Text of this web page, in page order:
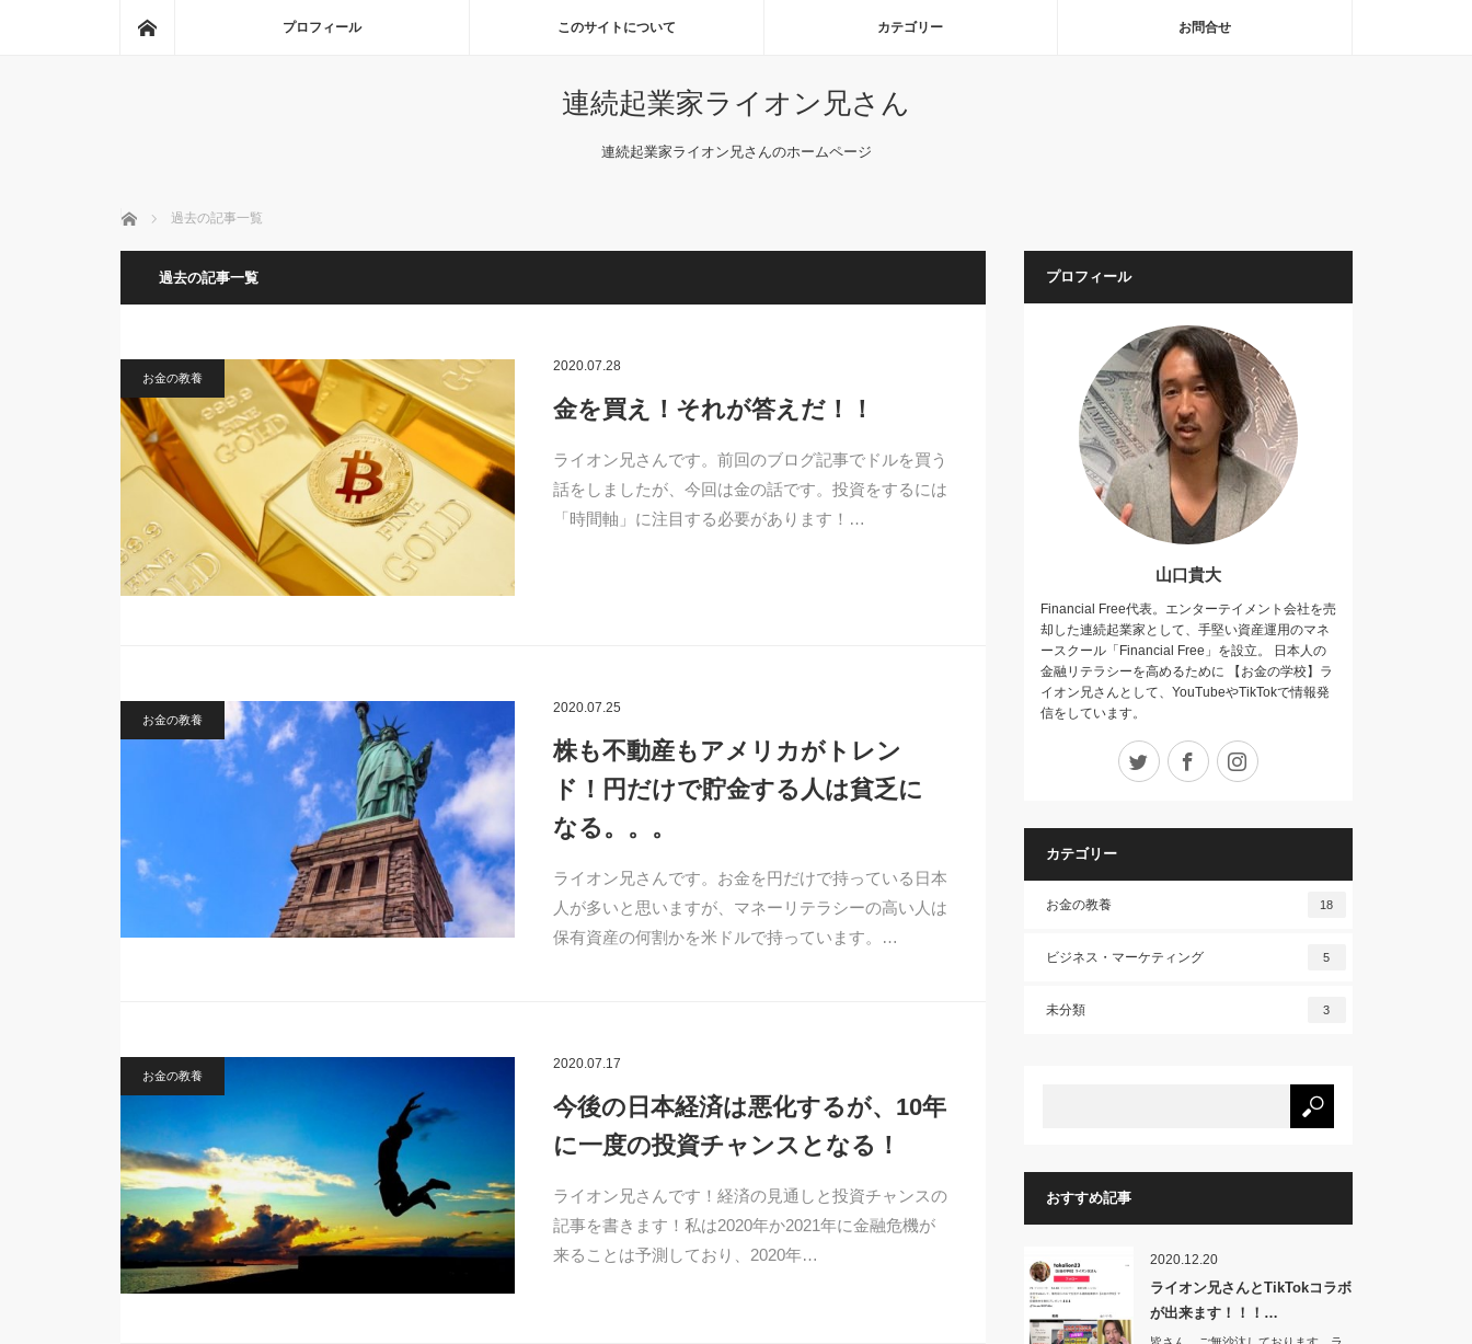
プロフィール このサイトについて カテゴリー お問合せ
連続起業家ライオン兄さん
連続起業家ライオン兄さんのホームページ
ホーム 過去の記事一覧
過去の記事一覧
お金の教養
2020.07.28
金を買え！それが答えだ！！
ライオン兄さんです。前回のブログ記事でドルを買う
話をしましたが、今回は金の話です。投資をするには
「時間軸」に注目する必要があります！…
お金の教養
2020.07.25
株も不動産もアメリカがトレン
ド！円だけで貯金する人は貧乏に
なる。。。
ライオン兄さんです。お金を円だけで持っている日本
人が多いと思いますが、マネーリテラシーの高い人は
保有資産の何割かを米ドルで持っています。…
お金の教養
2020.07.17
今後の日本経済は悪化するが、10年
に一度の投資チャンスとなる！
ライオン兄さんです！経済の見通しと投資チャンスの
記事を書きます！私は2020年か2021年に金融危機が
来ることは予測しており、2020年…
プロフィール
山口貴大
Financial Free代表。エンターテイメント会社を売
却した連続起業家として、手堅い資産運用のマネ
ースクール「Financial Free」を設立。 日本人の
金融リテラシーを高めるために 【お金の学校】ラ
イオン兄さんとして、YouTubeやTikTokで情報発
信をしています。
Twitter Facebook
カテゴリー
お金の教養 18
ビジネス・マーケティング 5
未分類 3
おすすめ記事
2020.12.20
ライオン兄さんとTikTokコラボ
が出来ます！！！…